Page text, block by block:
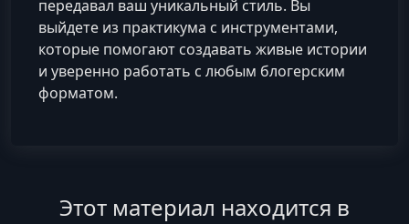
передавал ваш уникальный стиль. Вы
выйдете из практикума с инструментами,
которые помогают создавать живые истории
и уверенно работать с любым блогерским
форматом.
Этот материал находится в